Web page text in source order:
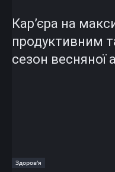
Кар’єра на
продуктивним
сезон весняної
Здоров'я